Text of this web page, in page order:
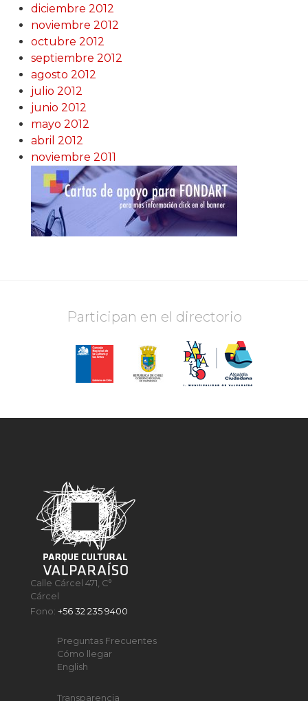
diciembre 2012
noviembre 2012
octubre 2012
septiembre 2012
agosto 2012
julio 2012
junio 2012
mayo 2012
abril 2012
noviembre 2011
Participan en el directorio
Calle Cárcel 471, C°
Cárcel
Fono:+56 32 235 9400
Preguntas Frecuentes
Cómo llegar
English
Transparencia